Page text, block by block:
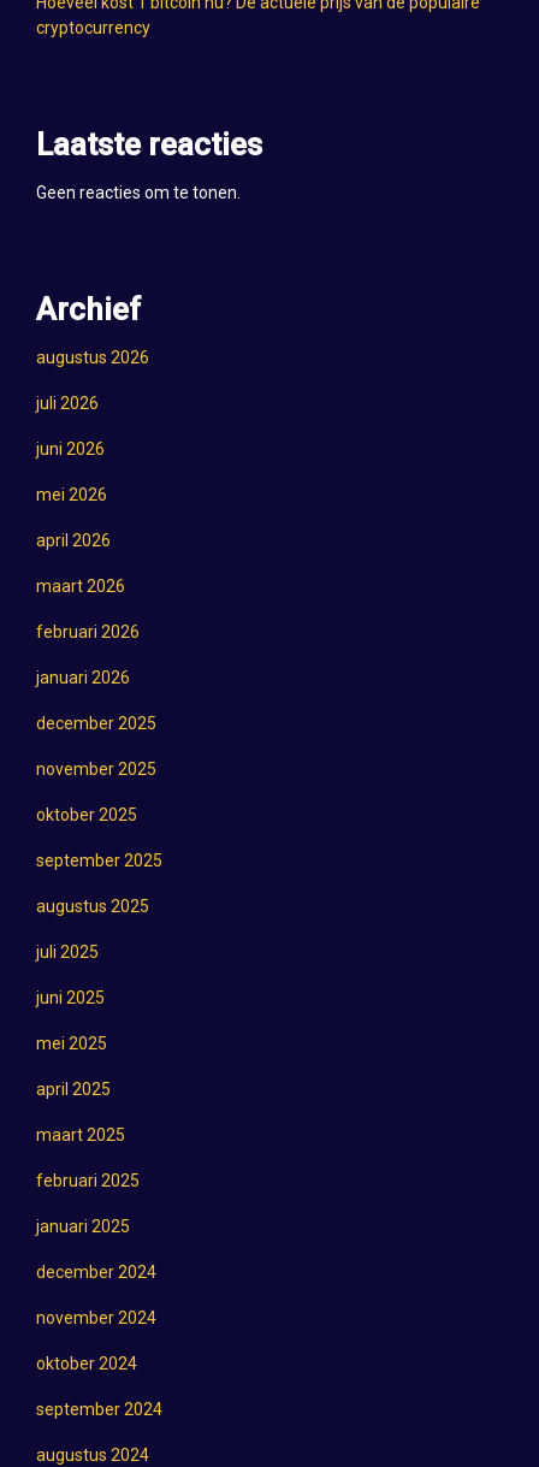
cryptocurrency
Laatste reacties
Geen reacties om te tonen.
Archief
augustus 2026
juli 2026
juni 2026
mei 2026
april 2026
maart 2026
februari 2026
januari 2026
december 2025
november 2025
oktober 2025
september 2025
augustus 2025
juli 2025
juni 2025
mei 2025
april 2025
maart 2025
februari 2025
januari 2025
december 2024
november 2024
oktober 2024
september 2024
augustus 2024